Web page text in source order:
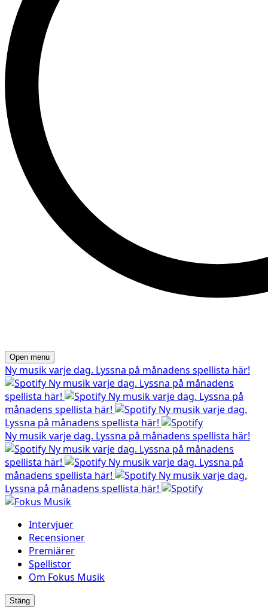
Open menu
Ny musik varje dag. Lyssna på månadens spellista här!
Ny musik varje dag. Lyssna på månadens
spellista här!
Ny musik varje dag. Lyssna på
månadens spellista här!
Ny musik varje dag.
Lyssna på månadens spellista här!
Ny musik varje dag. Lyssna på månadens spellista här!
Ny musik varje dag. Lyssna på månadens
spellista här!
Ny musik varje dag. Lyssna på
månadens spellista här!
Ny musik varje dag.
Lyssna på månadens spellista här!
Intervjuer
Recensioner
Premiärer
Spellistor
Om Fokus Musik
Stäng